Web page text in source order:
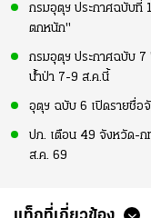
กรมอุตุฯ ประกาศฉบับที่
ตกหนัก"
กรมอุตุฯ ประกาศฉบับ
น้ำป่า 7-9 ส.ค.นี้
อุตุฯ ฉบับ 6 เปิดรายชื่อ
ปภ. เตือน 49 จังหวัด-ก
ส.ค. 69